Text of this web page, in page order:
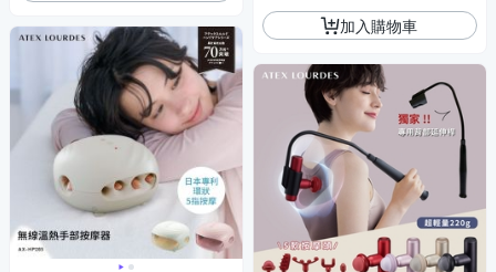
加入購物車